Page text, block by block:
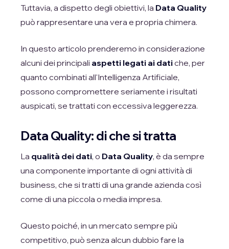
Tuttavia, a dispetto degli obiettivi, la Data Quality
può rappresentare una vera e propria chimera.
In questo articolo prenderemo in considerazione
alcuni dei principali aspetti legati ai datiche, per
quanto combinati all'Intelligenza Artificiale,
possono compromettere seriamente i risultati
auspicati, se trattati con eccessiva leggerezza.
Data Quality: di che si tratta
La qualità dei dati, o Data Quality, è da sempre
una componente importante di ogni attività di
business, che si tratti di una grande azienda così
come di una piccola o media impresa.
Questo poiché, in un mercato sempre più
competitivo, può senza alcun dubbio fare la